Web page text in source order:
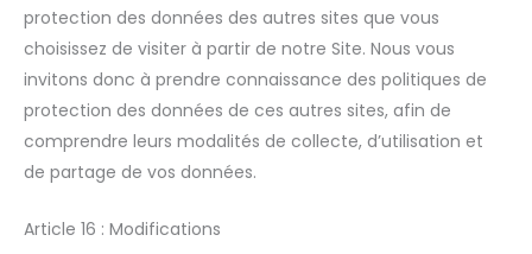
protection des données des autres sites que vous
choisissez de visiter à partir de notre Site. Nous vous
invitons donc à prendre connaissance des politiques de
protection des données de ces autres sites, afin de
comprendre leurs modalités de collecte, d’utilisation et
de partage de vos données.
Article 16 : Modifications